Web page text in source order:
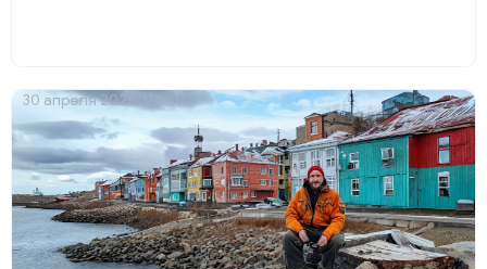
30 апреля 2025, 07:51